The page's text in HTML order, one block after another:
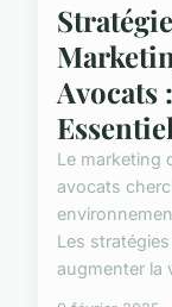
Avocats
Essentiel
Le marketing
avocats
Les
augmenter la